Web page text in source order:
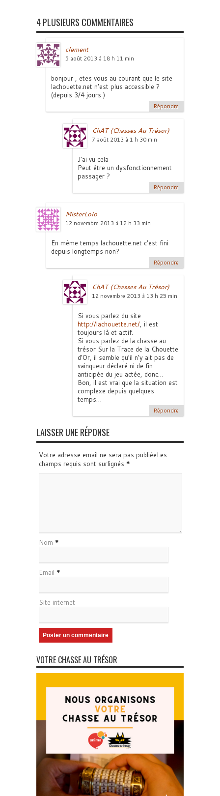
4 PLUSIEURS COMMENTAIRES
clement
5 août 2013 à 18 h 11 min
bonjour , etes vous au courant que le site
lachouette.net n’est plus accessible ?
(depuis 3/4 jours )
Répondre
ChAT (Chasses Au Trésor)
7 août 2013 à 1 h 30 min
J’ai vu cela
Peut être un dysfonctionnement
passager ?
Répondre
MisterLolo
12 novembre 2013 à 12 h 33 min
En même temps lachouette.net c’est fini
depuis longtemps non?
Répondre
ChAT (Chasses Au Trésor)
12 novembre 2013 à 13 h 25 min
Si vous parlez du site
http://lachouette.net/, il est
toujours là et actif.
Si vous parlez de la chasse au
trésor Sur la Trace de la Chouette
d’Or, il semble qu’il n’y ait pas de
vainqueur déclaré ni de fin
anticipée du jeu actée, donc…
Bon, il est vrai que la situation est
complexe depuis quelques
temps…
Répondre
LAISSER UNE RÉPONSE
Votre adresse email ne sera pas publiéeLes
champs requis sont surlignés *
Nom *
Email *
Site internet
VOTRE CHASSE AU TRÉSOR